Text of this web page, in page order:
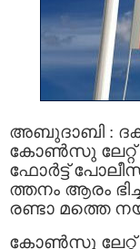
അബുദാബി :
കോണ്‍സു ലേറ്റ്
ഫോര്‍ട്ട്
ത്തനം ആരം
രണ്ടാ മത്തെ
കോണ്‍സു ലേറ്റ്